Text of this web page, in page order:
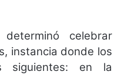
celebrar
instancia donde los
siguientes: en la